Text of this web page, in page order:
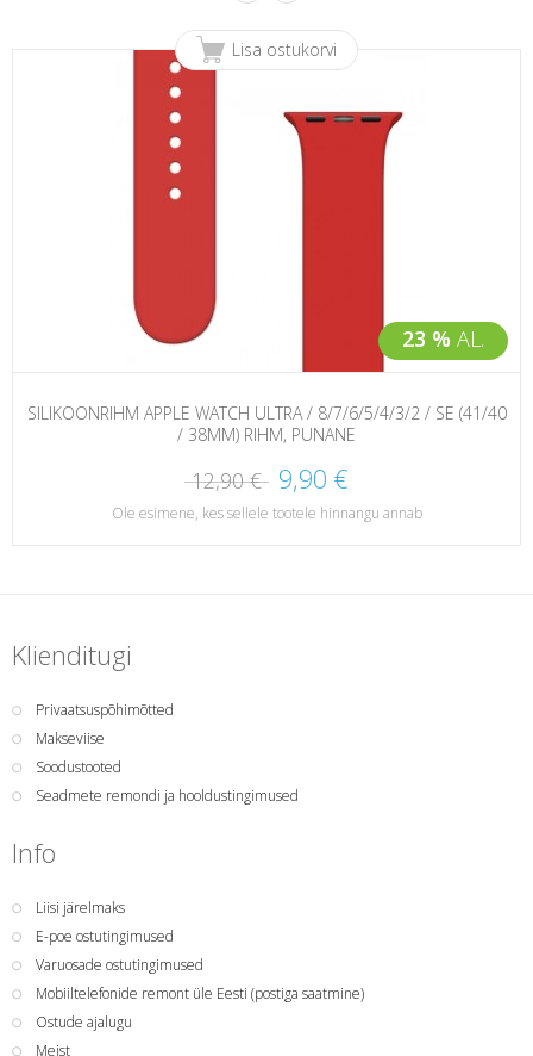
23 % AL.
Lisa ostukorvi
SILIKOONRIHM APPLE WATCH ULTRA / 8/7/6/5/4/3/2 / SE (41/40
/ 38MM) RIHM, PUNANE
12,90 € 9,90 €
Ole esimene, kes sellele tootele hinnangu annab
Klienditugi
Privaatsuspõhimõtted
Makseviise
Soodustooted
Seadmete remondi ja hooldustingimused
Info
Liisi järelmaks
E-poe ostutingimused
Varuosade ostutingimused
Mobiiltelefonide remont üle Eesti (postiga saatmine)
Ostude ajalugu
Meist